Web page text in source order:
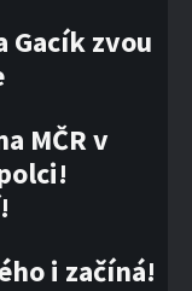
Gacík zvou
MČR v
i začíná!